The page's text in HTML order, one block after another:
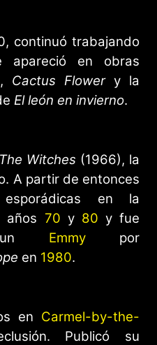
continuó trabajando
en obras
, Cactus Flowery la
El león en invierno.
The Witches (1966), la
A partir de entonces
esporádicas en la
años 70 y 80 y fue
un Emmypor
en 1980.
en Carmel-by-the-
Publicó su